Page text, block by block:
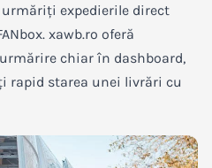
expedierile direct
xawb.ro oferă
chiar în dashboard,
rapid starea unei livrări cu